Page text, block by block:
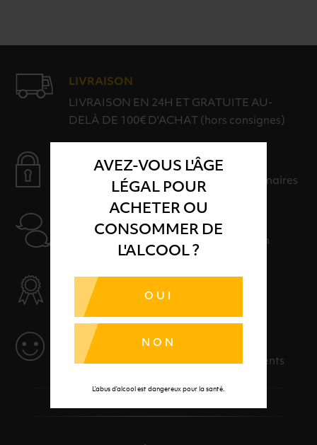
AVEZ-VOUS L'ÂGE
LÉGAL POUR
ACHETER OU
CONSOMMER DE
L'ALCOOL ?
OUI
NON
L’abus d’alcool est dangereux pour la santé.
LIVRAISON
LIVRAISON EN 24H ET GRATUITE AU-
DELÀ DE 100€ D'ACHAT (hors consignes)
PAIEMENT SÉCURISÉ
Payer en toute sérénité avec nos partenaires
Nos conseillers sont à votre disposition
SÉLECTION & QUALITÉ
Des produits sélectionnés avec soins
SERVICE
Des solutions adaptées à vos événements